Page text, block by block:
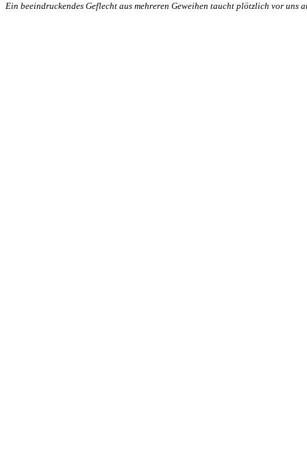
Ein beeindruckendes Geflecht aus mehreren Geweihen taucht plötzlich vor uns